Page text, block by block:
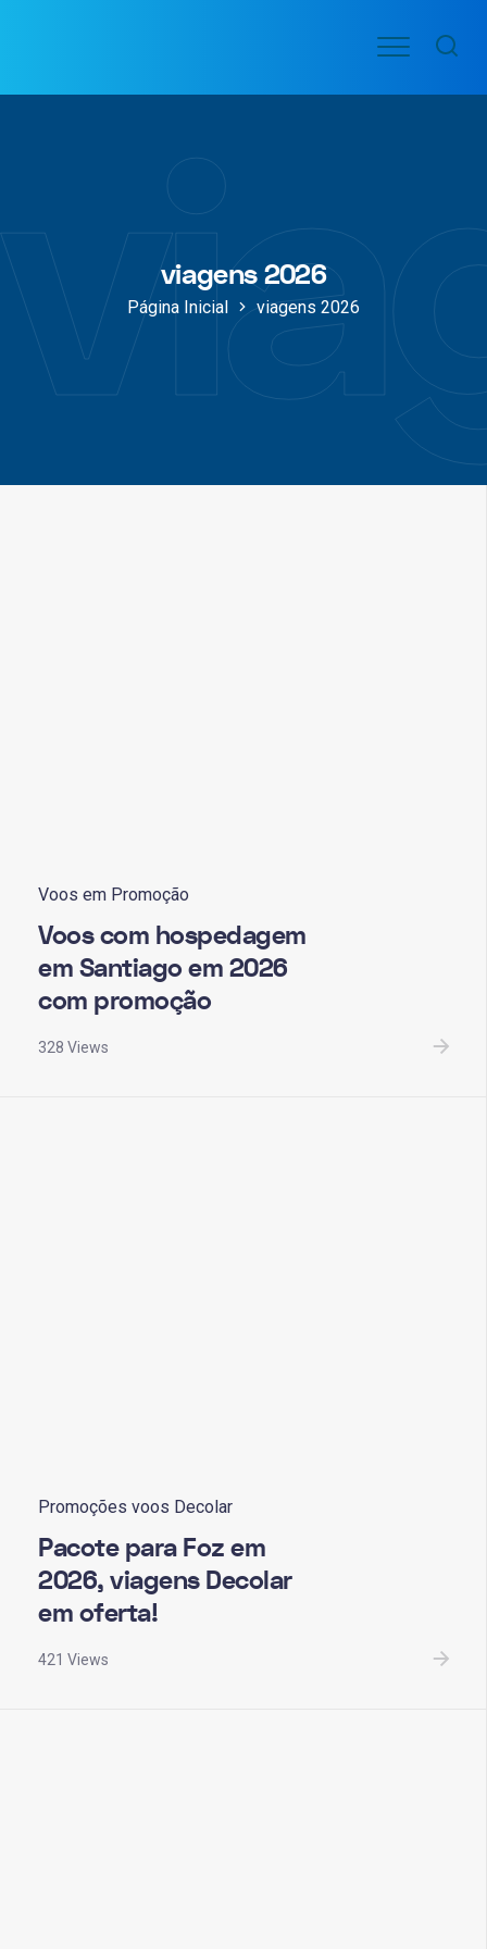
conteúdo
VOO
AÉREAS
Menu
viagens 2026
Página Inicial viagens 2026
Voos em Promoção
Voos com hospedagem
em Santiago em 2026
com promoção
328 Views
Promoções voos Decolar
Pacote para Foz em
2026, viagens Decolar
em oferta!
421 Views